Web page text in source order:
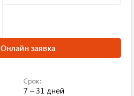
Онлайн заявка
Срок:
7 – 31 дней